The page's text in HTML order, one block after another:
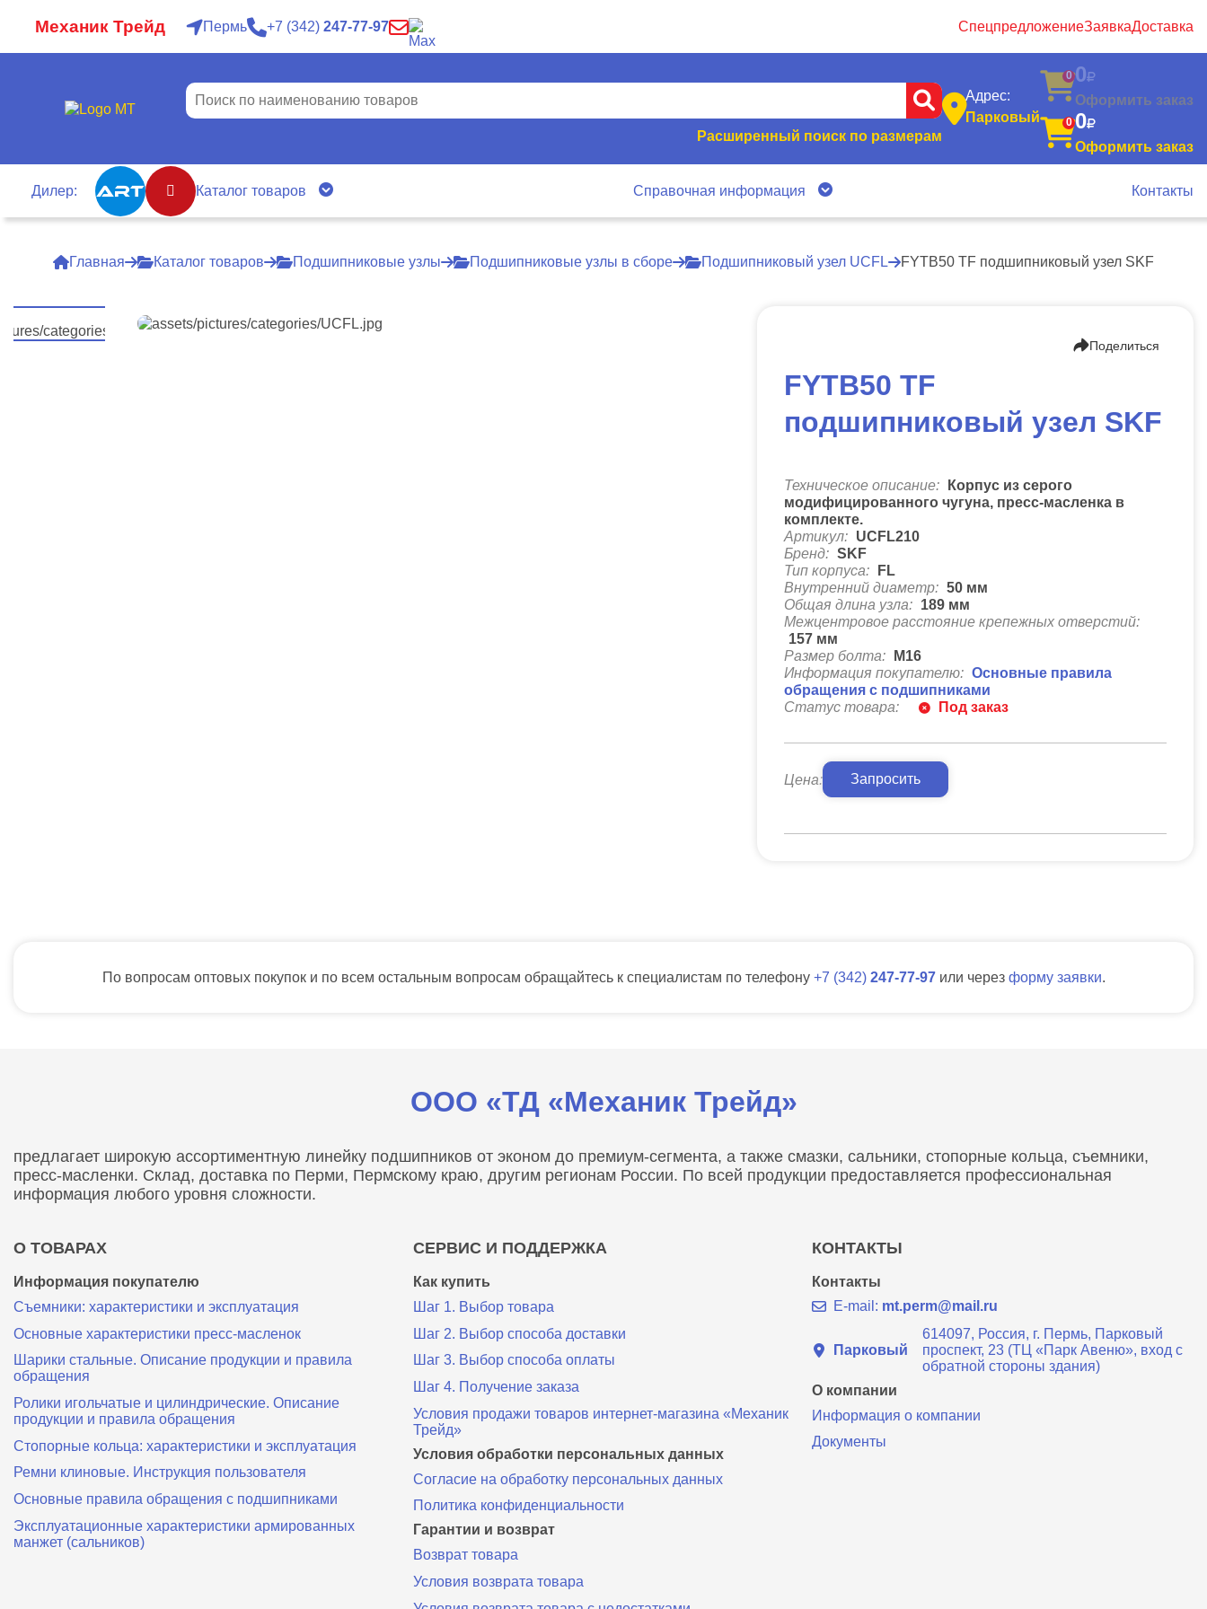
Механик Трейд Пермь 7 342 247-77-97 СпецпредложениеЗаявкаДоставка
Расширенный поиск по размерам
Адрес:
Парковый
0 0
Оформить заказ
0 0
Оформить заказ
Дилер: Каталог товаров Справочная информация Контакты
Главная Каталог товаров Подшипниковые узлы Подшипниковые узлы в сборе Подшипниковый узел UCFL FYTB50 TF подшипниковый узел SKF
Поделиться
FYTB50 TF
подшипниковый узел SKF
Техническое описание:
Корпус из серого
модифицированного чугуна, пресс-масленка в
комплекте.
Артикул: UCFL210
Бренд: SKF
Тип корпуса:
FL
Внутренний диаметр: 50 мм
Общая длина узла: 189 мм
Межцентровое расстояние крепежных отверстий:
157 мм
Размер болта:
М16
Информация покупателю: Основные правила
обращения с подшипниками
Статус товара:
Под заказ
Цена: Запросить
По вопросам оптовых покупок и по всем остальным вопросам обращайтесь к специалистам по телефону 7 342 247-77-97 или через форму заявки.
ООО «ТД «Механик Трейд»
предлагает широкую ассортиментную линейку подшипников от эконом до премиум-сегмента, а также смазки, сальники, стопорные кольца, съемники,
пресс-масленки. Склад, доставка по Перми, Пермскому краю, другим регионам России. По всей продукции предоставляется профессиональная
информация любого уровня сложности.
О ТОВАРАХ
Информация покупателю
Съемники: характеристики и эксплуатация
Основные характеристики пресс‑масленок
Шарики стальные. Описание продукции и правила
обращения
Ролики игольчатые и цилиндрические. Описание
продукции и правила обращения
Стопорные кольца: характеристики и эксплуатация
Ремни клиновые. Инструкция пользователя
Основные правила обращения с подшипниками
Эксплуатационные характеристики армированных
манжет (сальников)
СЕРВИС И ПОДДЕРЖКА
Как купить
Шаг 1. Выбор товара
Шаг 2. Выбор способа доставки
Шаг 3. Выбор способа оплаты
Шаг 4. Получение заказа
Условия продажи товаров интернет-магазина «Механик
Трейд»
Условия обработки персональных данных
Согласие на обработку персональных данных
Политика конфиденциальности
Гарантии и возврат
Возврат товара
Условия возврата товара
КОНТАКТЫ
Контакты
E-mail: mt.perm@mail.ru
Парковый
614097, Россия, г. Пермь, Парковый
проспект, 23 (ТЦ «Парк Авеню», вход с
обратной стороны здания)
О компании
Информация о компании
Документы